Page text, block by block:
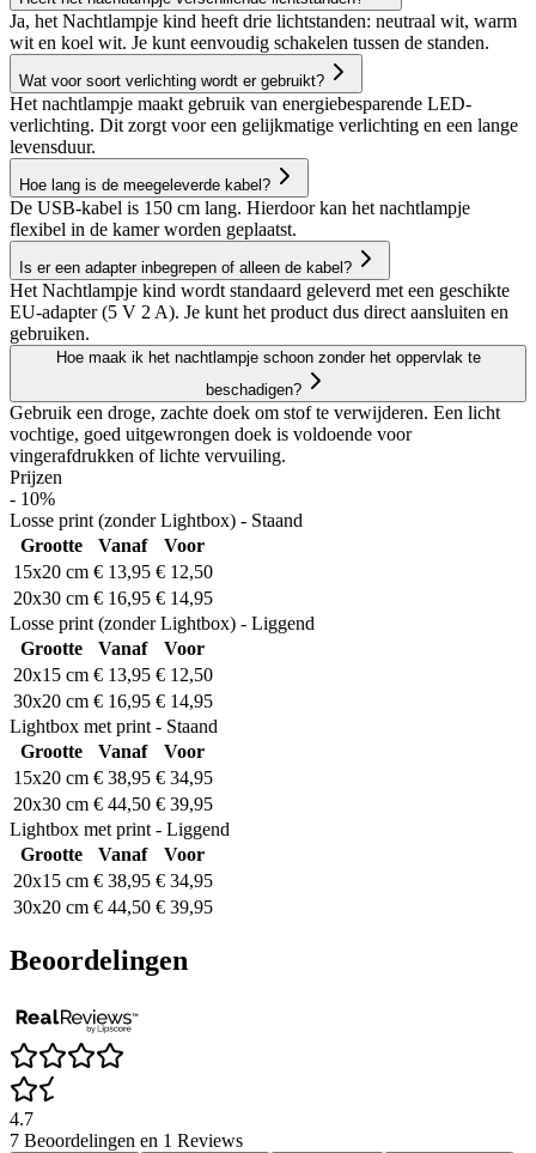
Ja, het Nachtlampje kind heeft drie lichtstanden: neutraal wit, warm
wit en koel wit. Je kunt eenvoudig schakelen tussen de standen.
Wat voor soort verlichting wordt er gebruikt?
Het nachtlampje maakt gebruik van energiebesparende LED-
verlichting. Dit zorgt voor een gelijkmatige verlichting en een lange
levensduur.
Hoe lang is de meegeleverde kabel?
De USB-kabel is 150 cm lang. Hierdoor kan het nachtlampje
flexibel in de kamer worden geplaatst.
Is er een adapter inbegrepen of alleen de kabel?
Het Nachtlampje kind wordt standaard geleverd met een geschikte
EU-adapter (5 V 2 A). Je kunt het product dus direct aansluiten en
gebruiken.
Hoe maak ik het nachtlampje schoon zonder het oppervlak te
beschadigen?
Gebruik een droge, zachte doek om stof te verwijderen. Een licht
vochtige, goed uitgewrongen doek is voldoende voor
vingerafdrukken of lichte vervuiling.
Prijzen
- 10%
Losse print (zonder Lightbox) - Staand
Grootte
Vanaf
Voor
15x20 cm € 13,95 € 12,50
20x30 cm € 16,95 € 14,95
Losse print (zonder Lightbox) - Liggend
Grootte
Vanaf
Voor
20x15 cm € 13,95 € 12,50
30x20 cm € 16,95 € 14,95
Lightbox met print - Staand
Grootte
Vanaf
Voor
15x20 cm € 38,95 € 34,95
20x30 cm € 44,50 € 39,95
Lightbox met print - Liggend
Grootte
Vanaf
Voor
20x15 cm € 38,95 € 34,95
30x20 cm € 44,50 € 39,95
Beoordelingen
4.7
7 Beoordelingen en 1 Reviews